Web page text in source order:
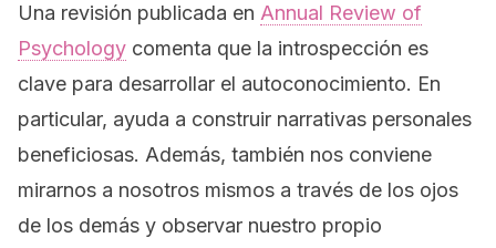
Una revisión publicada en Annual Review of
Psychology comenta que la introspección es
clave para desarrollar el autoconocimiento. En
particular, ayuda a construir narrativas personales
beneficiosas. Además, también nos conviene
mirarnos a nosotros mismos a través de los ojos
de los demás y observar nuestro propio